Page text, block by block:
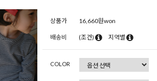
상품가 16,660원won
배송비 (조건) 지역별
COLOR